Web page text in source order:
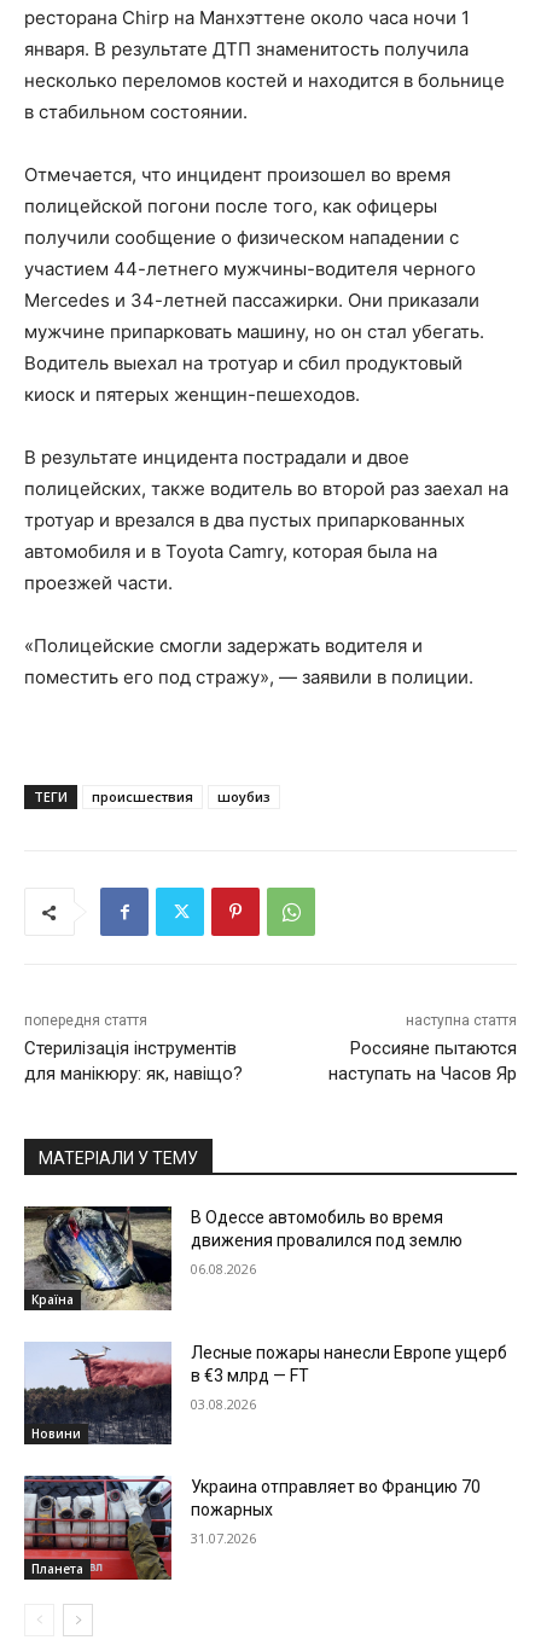
ресторана Chirp на Манхэттене около часа ночи 1
января. В результате ДТП знаменитость получила
несколько переломов костей и находится в больнице
в стабильном состоянии.
Отмечается, что инцидент произошел во время
полицейской погони после того, как офицеры
получили сообщение о физическом нападении с
участием 44-летнего мужчины-водителя черного
Mercedes и 34-летней пассажирки. Они приказали
мужчине припарковать машину, но он стал убегать.
Водитель выехал на тротуар и сбил продуктовый
киоск и пятерых женщин-пешеходов.
В результате инцидента пострадали и двое
полицейских, также водитель во второй раз заехал на
тротуар и врезался в два пустых припаркованных
автомобиля и в Toyota Camry, которая была на
проезжей части.
«Полицейские смогли задержать водителя и
поместить его под стражу», — заявили в полиции.
ТЕГИ происшествия шоубиз
попередня стаття
Стерилізація інструментів
для манікюру: як, навіщо?
наступна стаття
Россияне пытаются
наступать на Часов Яр
МАТЕРІАЛИ У ТЕМУ
Країна
В Одессе автомобиль во время
движения провалился под землю
06.08.2026
Новини
Лесные пожары нанесли Европе ущерб
в €3 млрд — FT
03.08.2026
Планета
Украина отправляет во Францию 70
пожарных
31.07.2026